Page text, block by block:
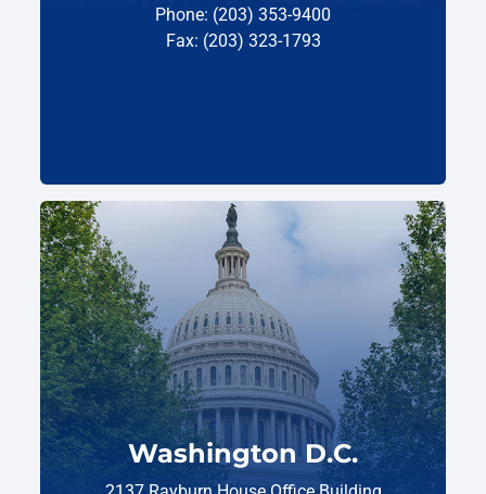
Phone: (203) 353-9400
Fax: (203) 323-1793
Washington D.C.